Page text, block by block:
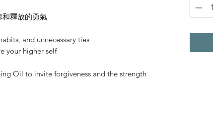
釋放的勇氣
and unnecessary ties
your higher self
Oil to invite forgiveness and the strength